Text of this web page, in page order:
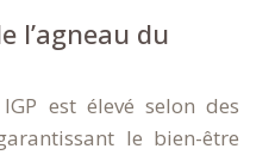
l’agneau du
est élevé selon des
le bien-être